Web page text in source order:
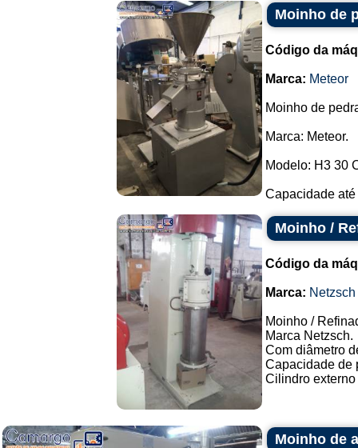
Moinho de
Código da
Marca: Meteor
Moinho de
Marca: Meteor.
Modelo: H3 30
Capacidade
Moinho /
Código da
Marca: Netzsch
Moinho /
Marca Netzsch.
Com diâmetro
Capacidade de
Cilindro
Moinho de